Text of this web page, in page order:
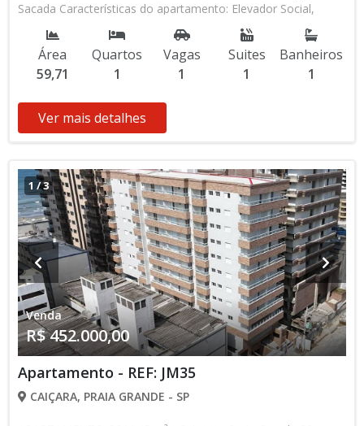
Sacada Características do apartamento: Elevador Social,
Elevador de Serviço, Piscina, Sauna, Salão de Jogos, Salão de
Festas, Espaço Kids, Academia Lançamento, Pronto para
Morar * Os valores e disponibilidade podem ser alterados
sem prévio aviso. Favor verificar entrando em contato com
Área
59,71
Quartos
1
Vagas
1
Suites
1
Banheiros
1
Ver mais detalhes
1 /3
Venda
R$ 452.000,00
Apartamento - REF: JM35
CAIÇARA, PRAIA GRANDE - SP